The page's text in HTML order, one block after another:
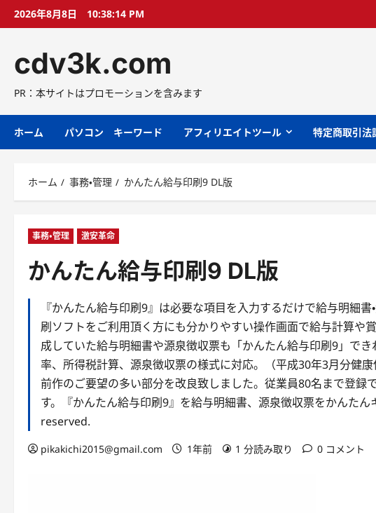
プ
2026年8月8日 10:38:15 PM
cdv3k.com
PR：本サイトはプロモーションを含みます
ホーム パソコン キーワード アフィリエイトツール 特定商取引法
ホーム 事務・管理 かんたん給与印刷9 DL版
事務・管理 激安革命
かんたん給与印刷9 DL版
『かんたん給与印刷9』は必要な項目を入力するだけで給与明細
刷ソフトをご利用頂く方にも分かりやすい操作画面で給与計算や
成していた給与明細書や源泉徴収票も「かんたん給与印刷9」で
率、所得税計算、源泉徴収票の様式に対応。（平成30年3月分健康
前作のご要望の多い部分を改良致しました。従業員80名まで登録
す。『かんたん給与印刷9』を給与明細書、源泉徴収票をかんた
reserved.
pikakichi2015@gmail.com 1年前 1 分読み取り 0 コメント